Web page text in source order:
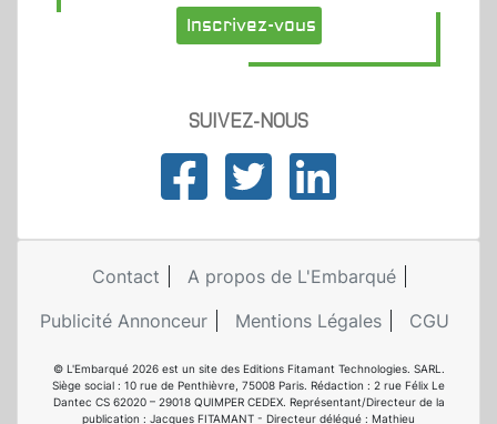
Inscrivez-vous
SUIVEZ-NOUS
Contact
A propos de L'Embarqué
Publicité Annonceur
Mentions Légales CGU
© L'Embarqué 2026 est un site des Editions Fitamant Technologies. SARL.
Siège social : 10 rue de Penthièvre, 75008 Paris. Rédaction : 2 rue Félix Le
Dantec CS 62020 – 29018 QUIMPER CEDEX. Représentant/Directeur de la
publication : Jacques FITAMANT - Directeur délégué : Mathieu